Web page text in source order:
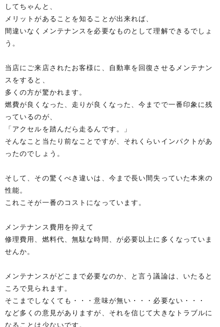
してちゃんと、
メリットがあることを知ることが出来れば、
間違いなくメンテナンスを必要なものとして理解できるでしょ
う。
当店にご来店されたお客様に、自動車を回復させるメンテナン
スをすると、
多くの方が驚かれます。
燃費が良くなった、走りが良くなった、今までで一番印象に残
っているのが、
「アクセルを踏んだら走るんです。」
そんなこと当たり前なことですが、それくらいインパクトがあ
ったのでしょう。
そして、その驚くべき違いは、今まで長い間失っていた本来の
性能。
これこそが一番のコストになっています。
メンテナンス費用を抑えて
修理費用、燃料代、無駄な時間、が必要以上に多くなっていま
せんか。
メンテナンスがどこまで必要なのか、と言う議論は、いたると
ころで見られます。
そこまでしなくても・・・意味が無い・・・必要ない・・・
など多くの意見がありますが、それを信じて大きなトラブルに
なることは少ないです。